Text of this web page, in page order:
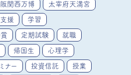
関西万博 太宰府天満宮
援 学習
定期試験 就職
帰国生 心理学
ナー 投資信託 授業